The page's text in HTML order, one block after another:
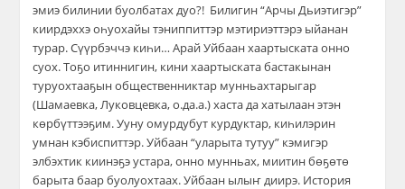
эмиэ билинии буолбатах дуо?! Билигин “Арчы Дьиэтигэр”
киирдэххэ оһуохайы тэниппиттэр мэтириэттэрэ ыйанан
турар. Сүүрбэччэ киһи… Арай Уйбаан хаартыската онно
суох. Тоҕо итиннигин, кини хаартыската бастакынан
туруохтааҕын общественниктар мунньахтарыгар
(Шамаевка, Луковцевка, о.да.а.) хаста да хатылаан этэн
көрбүттээҕим. Ууну омурдубут курдуктар, киһилэрин
умнан кэбиспиттэр. Уйбаан “уларыта тутуу” кэмигэр
элбэхтик киинэҕэ устара, онно мунньах, миитин бөҕөтө
барыта баар буолуохтаах. Уйбаан ылыҥ диирэ. История